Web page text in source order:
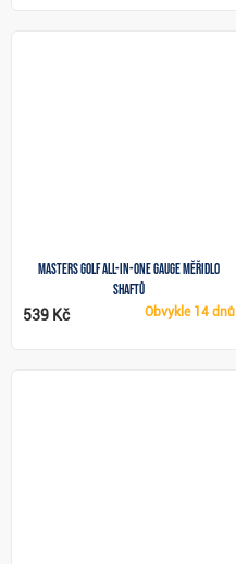
Masters Golf All-In-One Gauge měřidlo
shaftů
Obvykle 14 dnů
539 Kč